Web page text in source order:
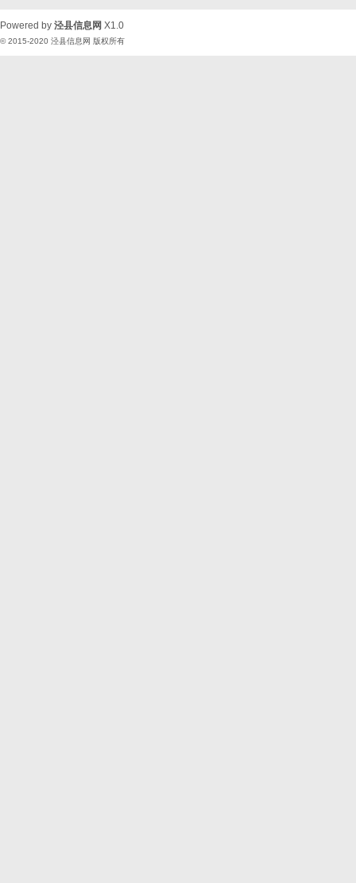
Powered by 泾县信息网 X1.0
© 2015-2020 泾县信息网 版权所有